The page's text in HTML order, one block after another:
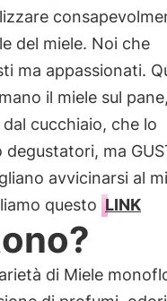
del miele. Noi che
ma appassionati.
il miele sul
cucchiaio, che lo
ma
avvicinarsi al
questo LINK
di Miele